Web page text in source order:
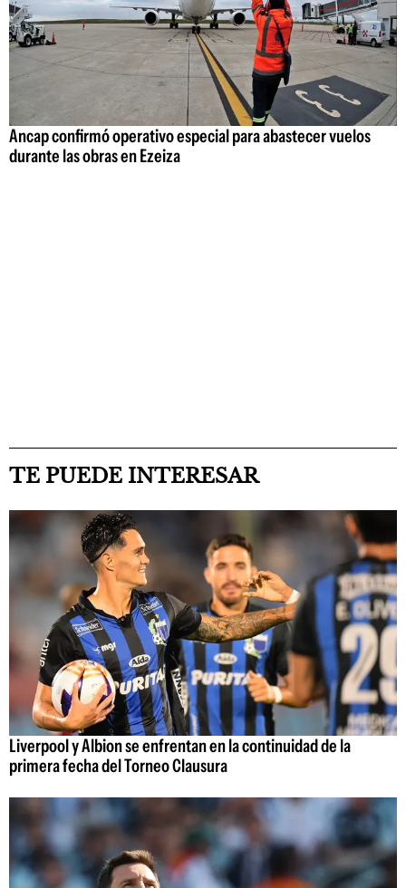
Ancap confirmó operativo especial para abastecer vuelos
durante las obras en Ezeiza
TE PUEDE INTERESAR
Liverpool y Albion se enfrentan en la continuidad de la
primera fecha del Torneo Clausura